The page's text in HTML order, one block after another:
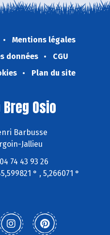
Mentions légales
données
CGU
Plan du site
Osio
Barbusse
Jallieu
04 74 43 93 26
° , 5,266071 °